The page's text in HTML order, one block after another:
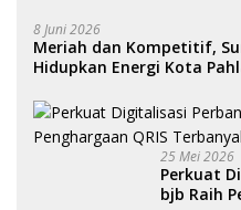
8 Juni 2026
Meriah dan Kompetitif,
Hidupkan Energi Kota
25 Mei 2026
Perkuat
bjb Raih